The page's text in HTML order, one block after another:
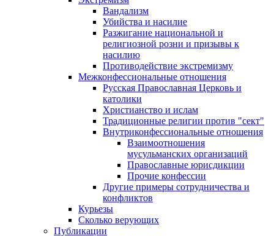
Вандализм
Убийства и насилие
Разжигание национальной и
религиозной розни и призывы к
насилию
Противодействие экстремизму
Межконфессиональные отношения
Русская Православная Церковь и
католики
Христианство и ислам
Традиционные религии против "сект"
Внутриконфессиональные отношения
Взаимоотношения
мусульманских организаций
Православные юрисдикции
Прочие конфессии
Другие примеры сотрудничества и
конфликтов
Курьезы
Сколько верующих
Публикации